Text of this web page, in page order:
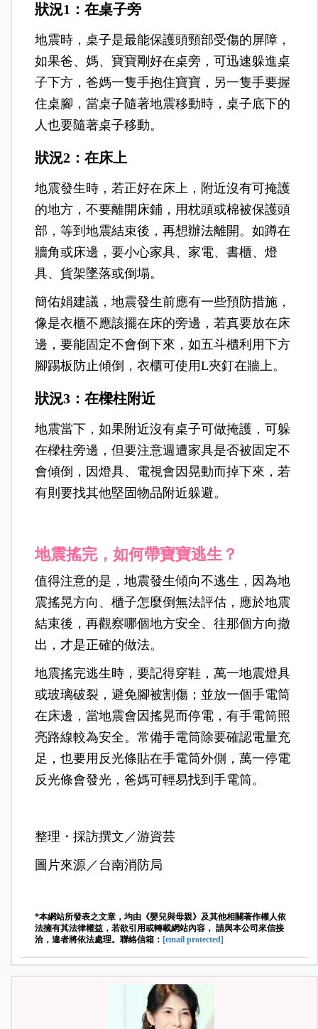
狀況1：在桌子旁
地震時，桌子是最能保護頭頸部受傷的屏障，
如果爸、媽、寶寶剛好在桌旁，可迅速躲進桌
子下方，爸媽一隻手抱住寶寶，另一隻手要握
住桌腳，當桌子隨著地震移動時，桌子底下的
人也要隨著桌子移動。
狀況2：在床上
地震發生時，若正好在床上，附近沒有可掩護
的地方，不要離開床鋪，用枕頭或棉被保護頭
部，等到地震結束後，再想辦法離開。如蹲在
牆角或床邊，要小心家具、家電、書櫃、燈
具、貨架墜落或倒塌。
簡佑娟建議，地震發生前應有一些預防措施，
像是衣櫃不應該擺在床的旁邊，若真要放在床
邊，要能固定不會倒下來，如五斗櫃利用下方
腳踢板防止傾倒，衣櫃可使用L夾釘在牆上。
狀況3：在樑柱附近
地震當下，如果附近沒有桌子可做掩護，可躲
在樑柱旁邊，但要注意週遭家具是否被固定不
會傾倒，因燈具、電視會因晃動而掉下來，若
有則要找其他堅固物品附近躲避。
地震搖完，如何帶寶寶逃生？
值得注意的是，地震發生傾向不逃生，因為地
震搖晃方向、櫃子怎麼倒無法評估，應於地震
結束後，再觀察哪個地方安全、往那個方向撤
出，才是正確的做法。
地震搖完逃生時，要記得穿鞋，萬一地震燈具
或玻璃破裂，避免腳被割傷；並放一個手電筒
在床邊，當地震會因搖晃而停電，有手電筒照
亮路線較為安全。常備手電筒除要確認電量充
足，也要用反光條貼在手電筒外側，萬一停電
反光條會發光，爸媽可輕易找到手電筒。
整理・採訪撰文／游資芸
圖片來源／台南消防局
*本網站所發表之文章，均由《嬰兒與母親》及其他相關著作權人依
法擁有其法律權益，若欲引用或轉載網站內容， 請與本公司來信接
洽，違者將依法處理。聯絡信箱： [email protected]